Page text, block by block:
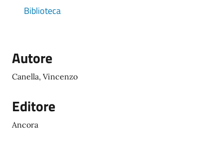
Biblioteca
Autore
Canella, Vincenzo
Editore
Ancora